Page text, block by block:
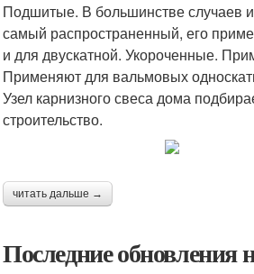
Подшитые. В большинстве случаев
самый распространенный, его
и для двускатной. Укороченные.
Применяют для вальмовых
Узел карнизного свеса дома
строительство.
читать дальше →
Последние обновления